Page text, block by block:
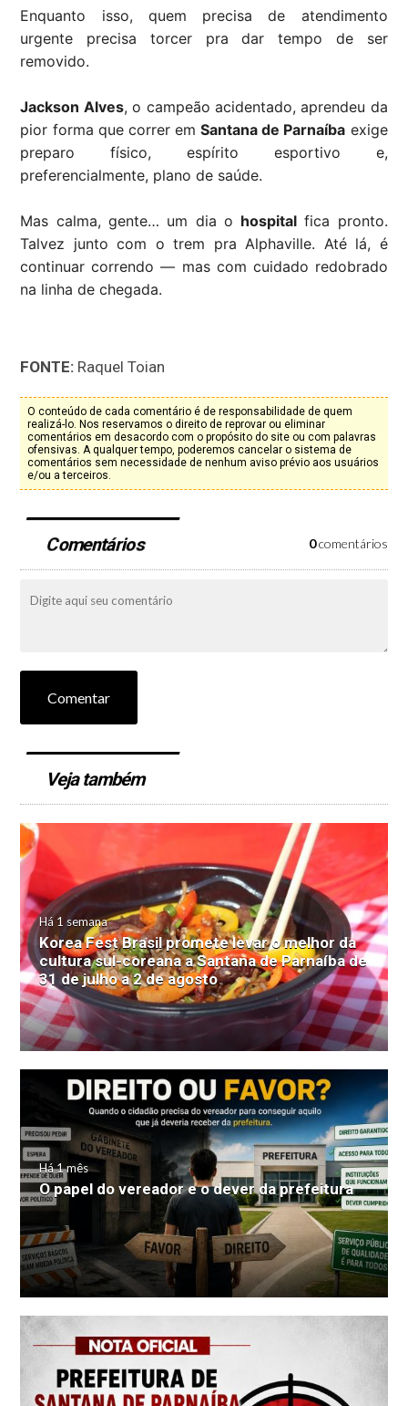
Enquanto isso, quem precisa de atendimento
urgente precisa torcer pra dar tempo de ser
removido.
Jackson Alves, o campeão acidentado, aprendeu da
pior forma que correr emSantana de Parnaíba exige
preparo físico, espírito esportivo e,
preferencialmente, plano de saúde.
Mas calma, gente… um dia o hospital fica pronto.
Talvez junto com o trem pra Alphaville. Até lá, é
continuar correndo — mas com cuidado redobrado
na linha de chegada.
FONTE: Raquel Toian
O conteúdo de cada comentário é de responsabilidade de quem
realizá-lo. Nos reservamos o direito de reprovar ou eliminar
comentários em desacordo com o propósito do site ou com palavras
ofensivas. A qualquer tempo, poderemos cancelar o sistema de
comentários sem necessidade de nenhum aviso prévio aos usuários
e/ou a terceiros.
Comentários 0comentários
Comentar
Veja também
Há 1 semana
Korea Fest Brasil promete levar o melhor da
cultura sul-coreana a Santana de Parnaíba de
31 de julho a 2 de agosto
Há 1 mês
O papel do vereador e o dever da prefeitura